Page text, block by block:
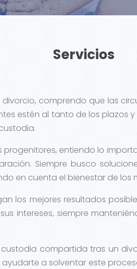
Servicios
comprendo que las
estén al tanto de los
entiendo lo
Siempre busco
en cuenta el bienestar de los
los mejores resultados
intereses, siempre
compartida tras un
a solventar este